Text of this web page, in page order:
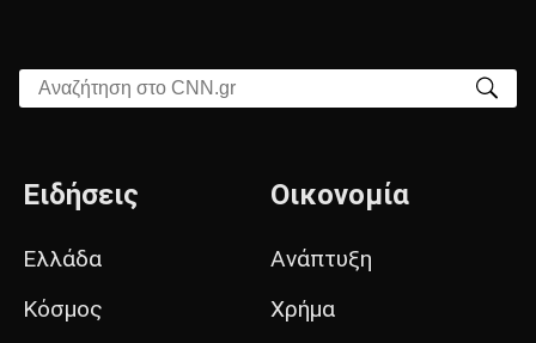
Αναζήτηση στο CNN.gr
Ειδήσεις
Ελλάδα
Κόσμος
Οικονομία
Ανάπτυξη
Χρήμα